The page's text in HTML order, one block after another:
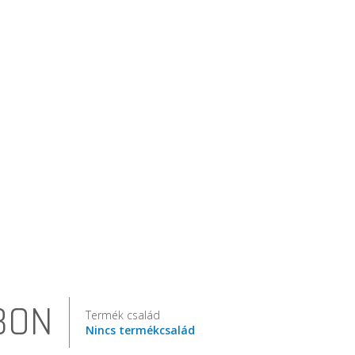
Termék család
Nincs termékcsalád